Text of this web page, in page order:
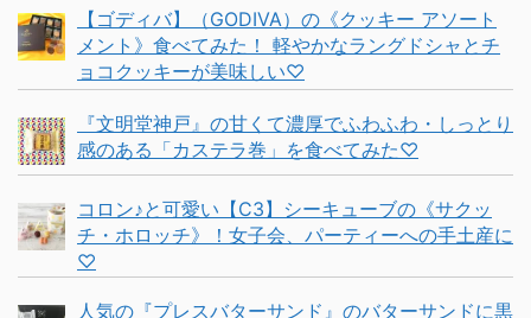
【ゴディバ】（GODIVA）の《クッキー アソート
メント》食べてみた！ 軽やかなラングドシャとチ
ョコクッキーが美味しい♡
『文明堂神戸』の甘くて濃厚でふわふわ・しっとり
感のある「カステラ巻」を食べてみた♡
コロン♪と可愛い【C3】シーキューブの《サクッ
チ・ホロッチ》！女子会、パーティーへの手土産に
♡
人気の『プレスバターサンド』のバターサンドに黒